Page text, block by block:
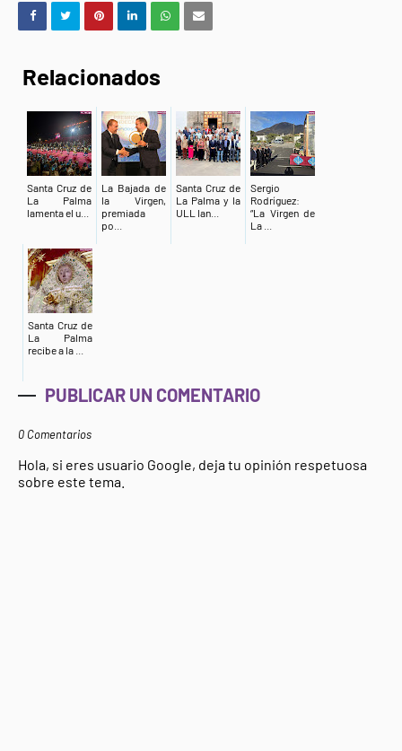
Relacionados
Santa Cruz de
La Palma
lamenta el u...
La Bajada de
la Virgen,
premiada
po...
Santa Cruz de
La Palma y la
ULL lan...
Sergio
Rodríguez:
“La Virgen de
La ...
Santa Cruz de
La Palma
recibe a la ...
PUBLICAR UN COMENTARIO
0 Comentarios
Hola, si eres usuario Google, deja tu opinión respetuosa
sobre este tema.